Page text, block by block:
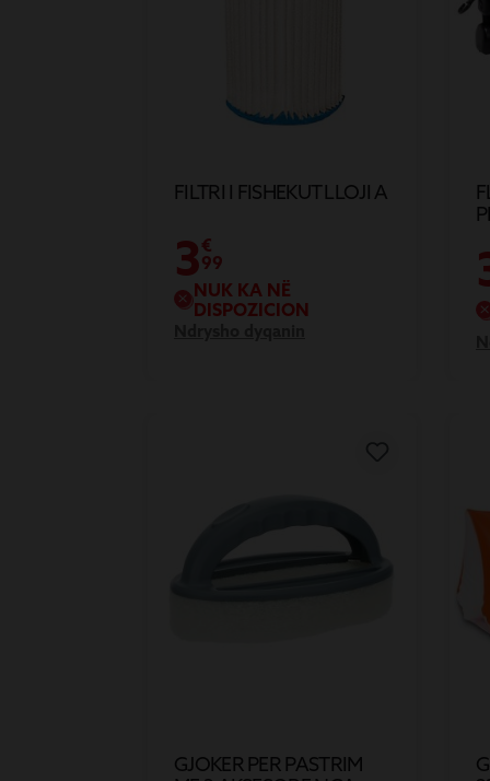
FILTRI I FISHEKUT LLOJI A
3€
99
NUK KA NË
DISPOZICION
GJOKER PER PASTRIM